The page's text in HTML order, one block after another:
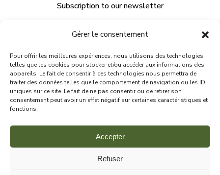
Gérer le consentement
Pour offrir les meilleures expériences, nous utilisons des technologies
telles que les cookies pour stocker et/ou accéder aux informations des
appareils. Le fait de consentir à ces technologies nous permettra de
traiter des données telles que le comportement de navigation ou les ID
uniques sur ce site. Le fait de ne pas consentir ou de retirer son
consentement peut avoir un effet négatif sur certaines caractéristiques et
fonctions.
Accepter
Refuser
Subscription to our newsletter